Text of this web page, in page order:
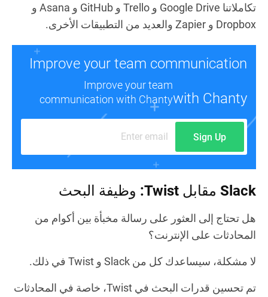
تكاملاتنا Google Drive و Trello و GitHub و Asana و
Dropbox و Zapier والعديد من التطبيقات الأخرى.
Improve your team communication
with Chanty
Improve your team
communication with Chanty
Sign Up
Slack مقابل Twist: وظيفة البحث
هل تحتاج إلى العثور على رسالة مخبأة بين أكوام من
المحادثات على الإنترنت؟
لا مشكلة، سيساعدك كل من Slack و Twist في ذلك.
تم تحسين قدرات البحث في Twist، خاصة في المحادثات